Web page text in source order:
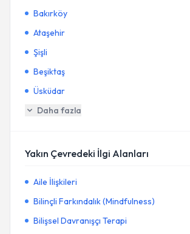
Bakırköy
Ataşehir
Şişli
Beşiktaş
Üsküdar
Daha fazla
Yakın Çevredeki İlgi Alanları
Aile İlişkileri
Bilinçli Farkındalık (Mindfulness)
Bilişsel Davranışçı Terapi